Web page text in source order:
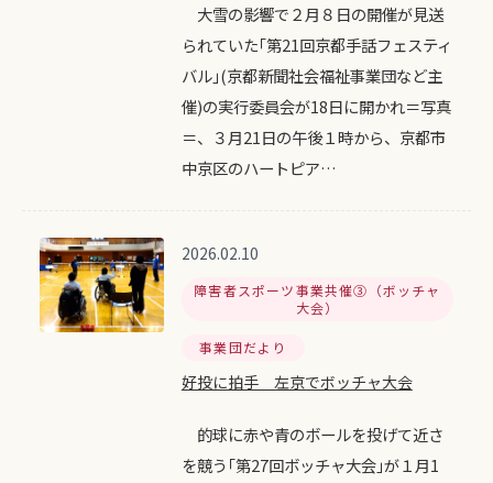
大雪の影響で２月８日の開催が見送
られていた｢第21回京都手話フェスティ
バル｣(京都新聞社会福祉事業団など主
催)の実行委員会が18日に開かれ＝写真
＝、３月21日の午後１時から、京都市
中京区のハートピア…
2026.02.10
障害者スポーツ事業共催③（ボッチャ
大会）
事業団だより
好投に拍手 左京でボッチャ大会
的球に赤や青のボールを投げて近さ
を競う｢第27回ボッチャ大会｣が１月1